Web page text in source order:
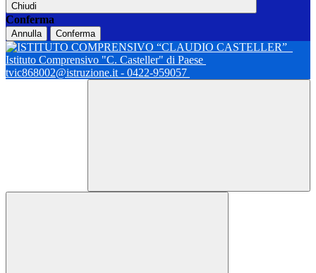
Chiudi
Conferma
Annulla Conferma
Istituto Comprensivo "C. Casteller" di Paese
tvic868002@istruzione.it - 0422-959057